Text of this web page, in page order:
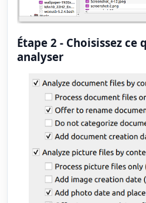
Étape 2 - Choisissez ce
analyser